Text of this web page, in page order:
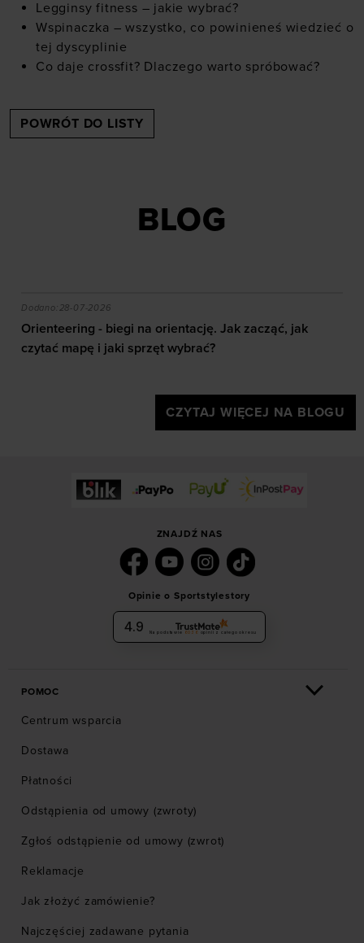
Legginsy fitness – jakie wybrać?
Wspinaczka – wszystko, co powinieneś wiedzieć o
tej dyscyplinie
Co daje crossfit? Dlaczego warto spróbować?
POWRÓT DO LISTY
BLOG
efekty daje trening?
Orienteering - biegi na orientację. Jak zacząć, jak
Dodano:28-07-2026
Orienteering - biegi na orientację. Jak zacząć, jak
czytać mapę i jaki sprzęt wybrać?
CZYTAJ WIĘCEJ NA BLOGU
ZNAJDŹ NAS
Opinie o Sportstylestory
4.9 Na podstawie 6036 opinii z całego okresu
POMOC
Centrum wsparcia
Dostawa
Płatności
Odstąpienia od umowy (zwroty)
Zgłoś odstąpienie od umowy (zwrot)
Reklamacje
Jak złożyć zamówienie?
Najczęściej zadawane pytania